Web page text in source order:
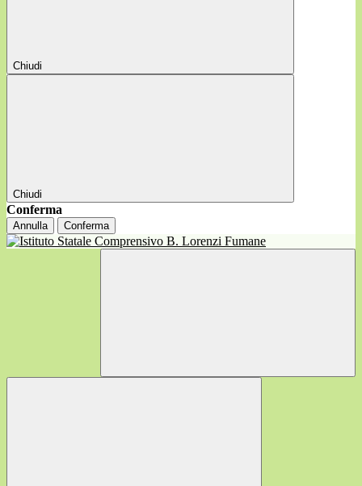
Chiudi
Chiudi
Conferma
Annulla Conferma